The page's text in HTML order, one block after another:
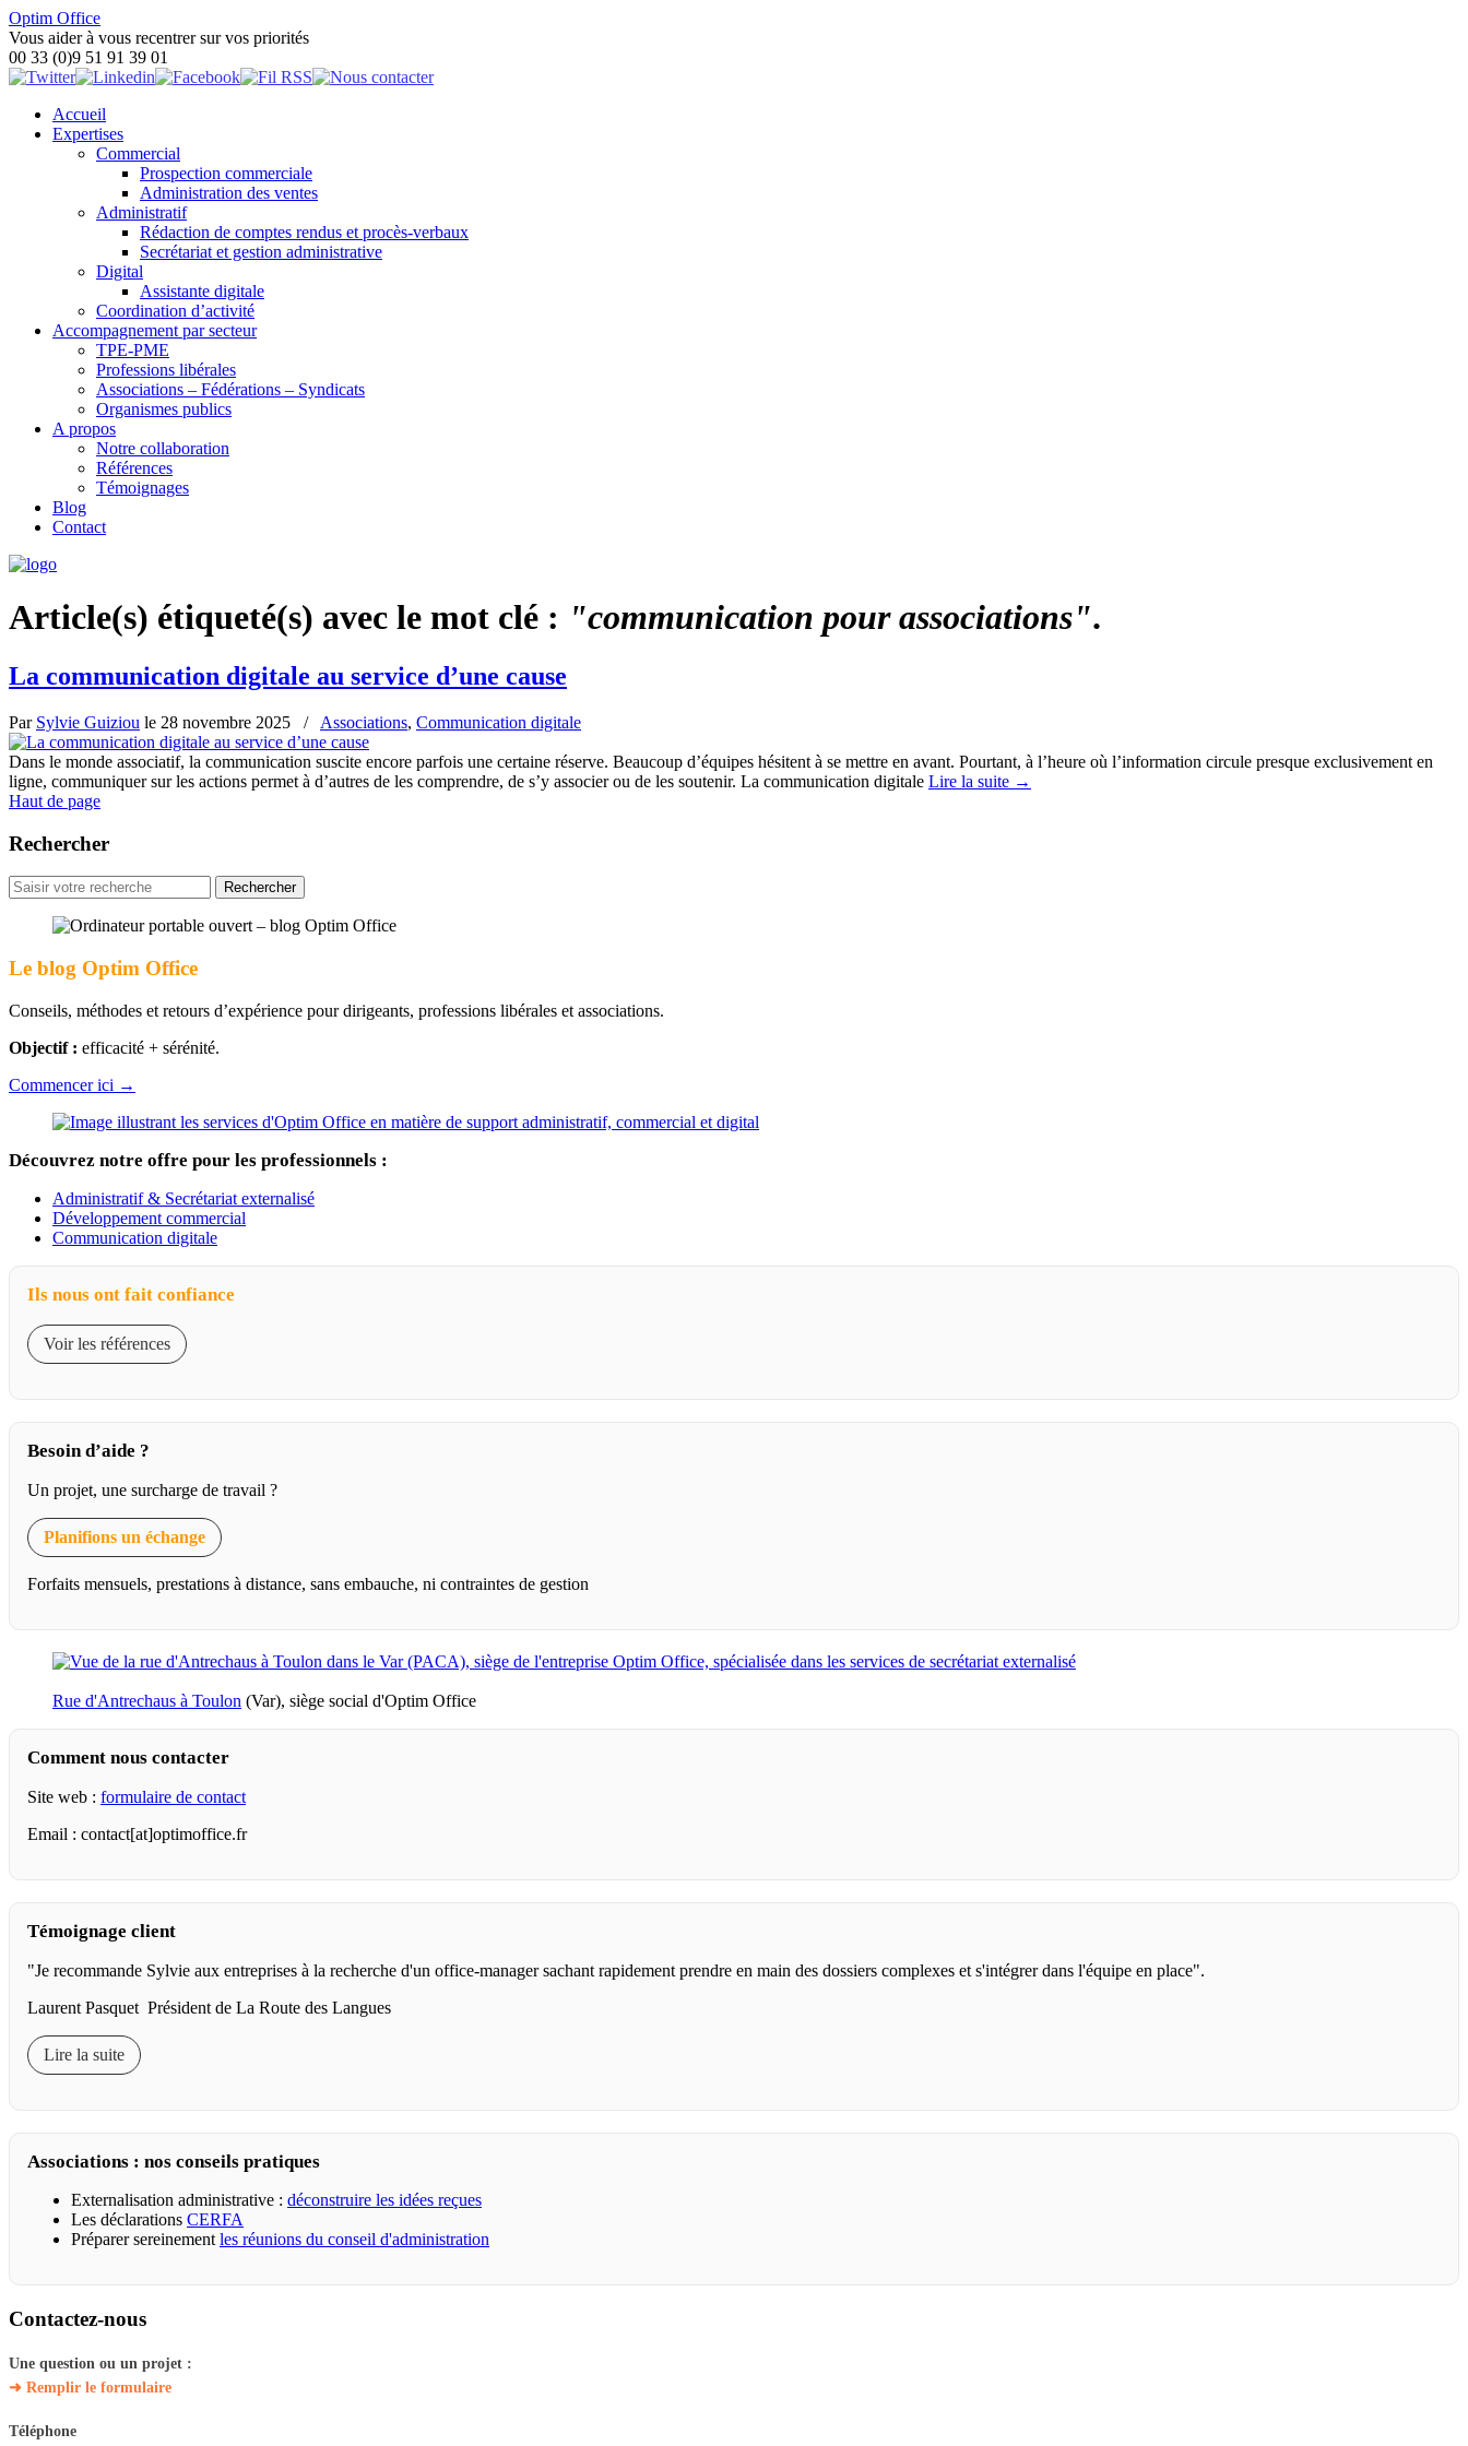
Optim Office
Vous aider à vous recentrer sur vos priorités
00 33 (0)9 51 91 39 01
Accueil
Expertises
Commercial
Prospection commerciale
Administration des ventes
Administratif
Rédaction de comptes rendus et procès-verbaux
Secrétariat et gestion administrative
Digital
Assistante digitale
Coordination d’activité
Accompagnement par secteur
TPE-PME
Professions libérales
Associations – Fédérations – Syndicats
Organismes publics
A propos
Notre collaboration
Références
Témoignages
Blog
Contact
Article(s) étiqueté(s) avec le mot clé : "communication pour associations".
La communication digitale au service d’une cause
Par Sylvie Guiziou le 28 novembre 2025 / Associations, Communication digitale
Dans le monde associatif, la communication suscite encore parfois une certaine réserve. Beaucoup d’équipes hésitent à se mettre en avant. Pourtant, à l’heure où l’information circule presque exclusivement en
ligne, communiquer sur les actions permet à d’autres de les comprendre, de s’y associer ou de les soutenir. La communication digitale Lire la suite →
Haut de page
Rechercher
Rechercher
pour
Le blog Optim Office
Conseils, méthodes et retours d’expérience pour dirigeants, professions libérales et associations.
Objectif : efficacité + sérénité.
Commencer ici →
Découvrez notre offre pour les professionnels :
Administratif & Secrétariat externalisé
Développement commercial
Communication digitale
Ils nous ont fait confiance
Voir les références
Besoin d’aide ?
Un projet, une surcharge de travail ?
Planifions un échange
Forfaits mensuels, prestations à distance, sans embauche, ni contraintes de gestion
Rue d'Antrechaus à Toulon (Var), siège social d'Optim Office
Comment nous contacter
Site web : formulaire de contact
Email : contact[at]optimoffice.fr
Témoignage client
"Je recommande Sylvie aux entreprises à la recherche d'un office-manager sachant rapidement prendre en main des dossiers complexes et s'intégrer dans l'équipe en place".
Laurent Pasquet Président de La Route des Langues
Lire la suite
Associations : nos conseils pratiques
Externalisation administrative : déconstruire les idées reçues
Les déclarations CERFA
Préparer sereinementles réunions du conseil d'administration
Contactez-nous
Une question ou un projet :
➜ Remplir le formulaire
Téléphone